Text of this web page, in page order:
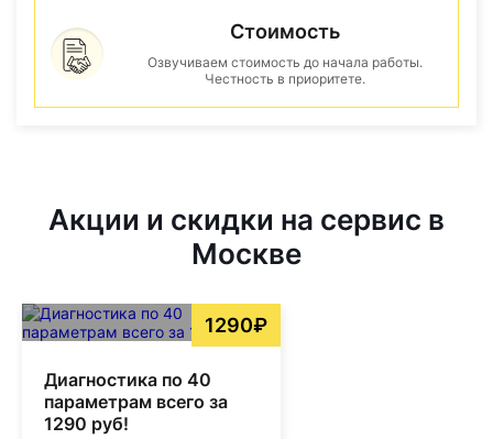
Стоимость
Озвучиваем стоимость до начала работы.
Честность в приоритете.
Акции и скидки на сервис в
Москве
1290₽
Диагностика по 40
параметрам всего за
1290 руб!